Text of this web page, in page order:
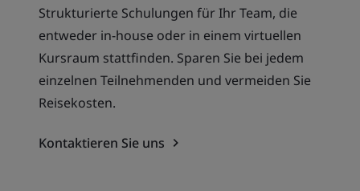
Strukturierte Schulungen für Ihr Team, die
entweder in-house oder in einem virtuellen
Kursraum stattfinden. Sparen Sie bei jedem
einzelnen Teilnehmenden und vermeiden Sie
Reisekosten.
Kontaktieren Sie uns